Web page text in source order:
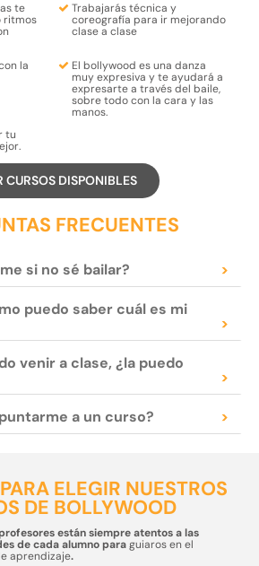
te
ritmos
Trabajarástécnica y
coreografía para ir mejorando
clase a clase
la
El bollywood es una danza
muy expresiva y te ayudará a
expresarte a través del baile,
sobre todo con la cara y las
manos.
tu
CURSOS DISPONIBLES
FRECUENTES
si no sé bailar? >
puedo saber cuál es mi
>
venir a clase, ¿la puedo
>
a un curso? >
ELEGIR NUESTROS
DE BOLLYWOOD
están siempre atentos a las
de cada alumno paraguiaros en el
aprendizaje.